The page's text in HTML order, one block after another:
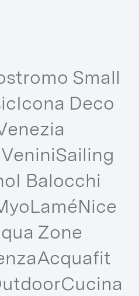
Small
Icona Deco
Sailing
I Balocchi
LaméNice
Zone
Acquafit
Cucina